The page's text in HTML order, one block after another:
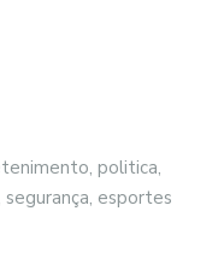
politica,
esportes